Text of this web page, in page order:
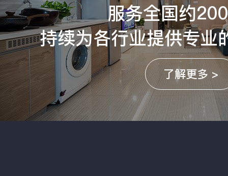
服务全国约
持续为各行业提供专业
了解更多 >